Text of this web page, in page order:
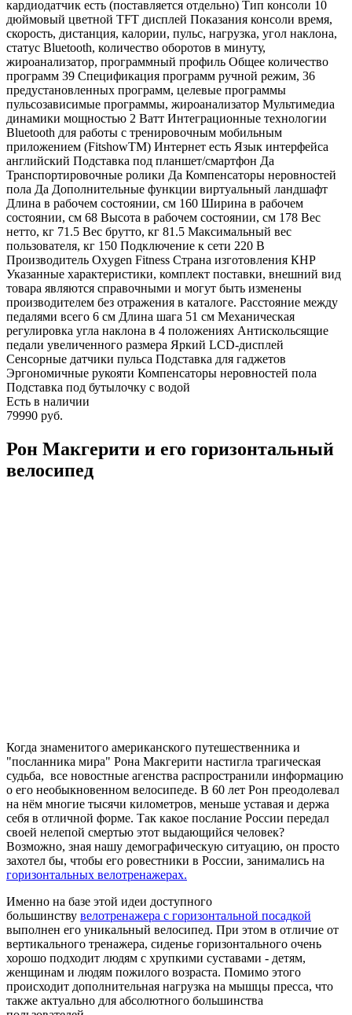
кардиодатчик есть (поставляется отдельно) Тип консоли 10
дюймовый цветной TFT дисплей Показания консоли время,
скорость, дистанция, калории, пульс, нагрузка, угол наклона,
статус Bluetooth, количество оборотов в минуту,
жироанализатор, программный профиль Общее количество
программ 39 Спецификация программ ручной режим, 36
предустановленных программ, целевые программы
пульсозависимые программы, жироанализатор Мультимедиа
динамики мощностью 2 Ватт Интеграционные технологии
Bluetooth для работы с тренировочным мобильным
приложением (FitshowTM) Интернет есть Язык интерфейса
английский Подставка под планшет/смартфон Да
Транспортировочные ролики Да Компенсаторы неровностей
пола Да Дополнительные функции виртуальный ландшафт
Длина в рабочем состоянии, см 160 Ширина в рабочем
состоянии, см 68 Высота в рабочем состоянии, см 178 Вес
нетто, кг 71.5 Вес брутто, кг 81.5 Максимальный вес
пользователя, кг 150 Подключение к сети 220 В
Производитель Oxygen Fitness Страна изготовления КНР
Указанные характеристики, комплект поставки, внешний вид
товара являются справочными и могут быть изменены
производителем без отражения в каталоге. Расстояние между
педалями всего 6 см Длина шага 51 см Механическая
регулировка угла наклона в 4 положениях Антискольсящие
педали увеличенного размера Яркий LCD-дисплей
Сенсорные датчики пульса Подставка для гаджетов
Эргономичные рукояти Компенсаторы неровностей пола
Подставка под бутылочку с водой
Есть в наличии
79990 руб.
Рон Макгерити и его горизонтальный
велосипед
Когда знаменитого американского путешественника и
"посланника мира" Рона Макгерити настигла трагическая
судьба, все новостные агенства распространили информацию
о его необыкновенном велосипеде. В 60 лет Рон преодолевал
на нём многие тысячи километров, меньше уставая и держа
себя в отличной форме. Так какое послание России передал
своей нелепой смертью этот выдающийся человек?
Возможно, зная нашу демографическую ситуацию, он просто
захотел бы, чтобы его ровестники в России, занимались на
горизонтальных велотренажерах.
Именно на базе этой идеи доступного
большинству велотренажера с горизонтальной посадкой
выполнен его уникальный велосипед. При этом в отличие от
вертикального тренажера, сиденье горизонтального очень
хорошо подходит людям с хрупкими суставами - детям,
женщинам и людям пожилого возраста. Помимо этого
происходит дополнительная нагрузка на мышцы пресса, что
также актуально для абсолютного большинства